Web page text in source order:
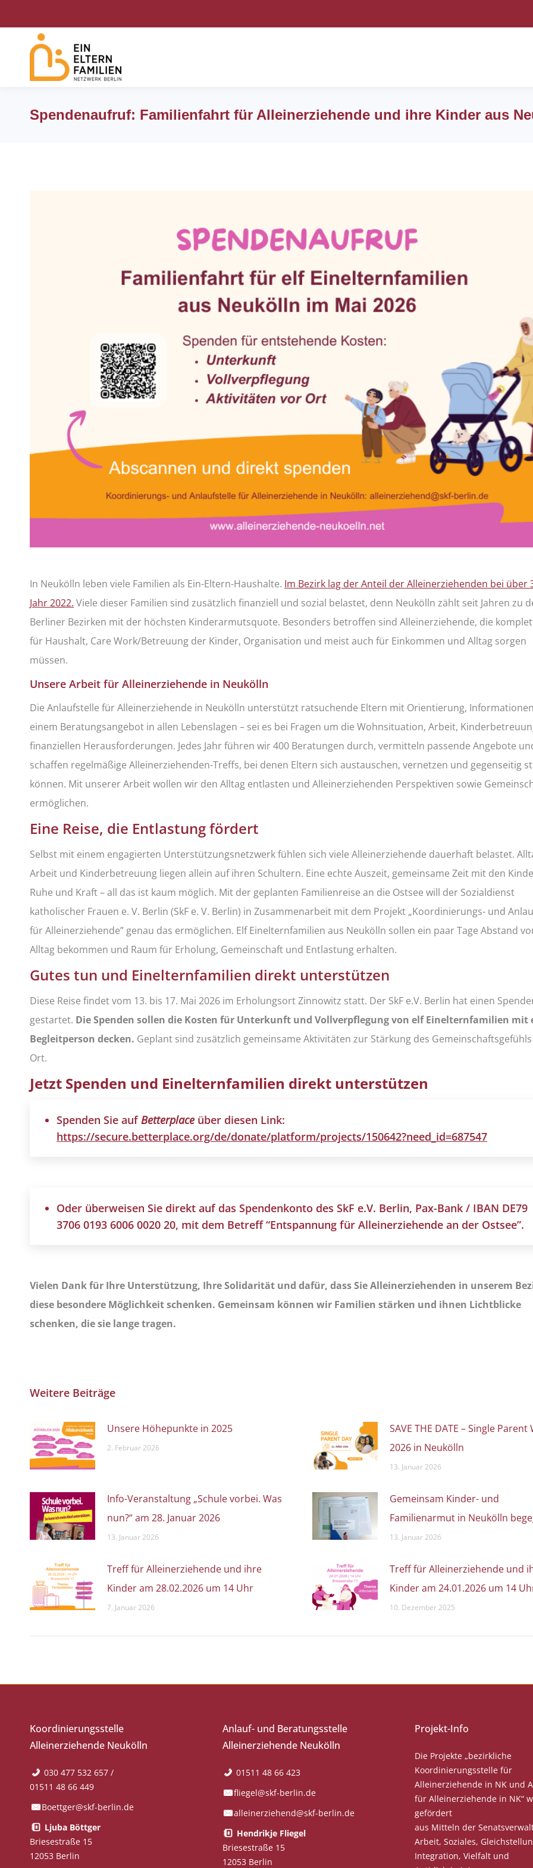
Spendenaufruf: Familienfahrt für Alleinerziehende und ihre Kinder aus
In Neukölln leben viele Familien als Ein-Eltern-Haushalte. Im Bezirk lag der Anteil der Alleinerziehenden bei über
Jahr 2022. Viele dieser Familien sind zusätzlich finanziell und sozial belastet, denn Neukölln zählt seit Jahren zu
Berliner Bezirken mit der höchsten Kinderarmutsquote. Besonders betroffen sind Alleinerziehende, die
für Haushalt, Care Work/Betreuung der Kinder, Organisation und meist auch für Einkommen und Alltag sorgen
müssen.
Unsere Arbeit für Alleinerziehende in Neukölln
Die Anlaufstelle für Alleinerziehende in Neukölln unterstützt ratsuchende Eltern mit Orientierung,
einem Beratungsangebot in allen Lebenslagen – sei es bei Fragen um die Wohnsituation, Arbeit,
finanziellen Herausforderungen. Jedes Jahr führen wir 400 Beratungen durch, vermitteln passende Angebote
schaffen regelmäßige Alleinerziehenden-Treffs, bei denen Eltern sich austauschen, vernetzen und gegenseitig
können. Mit unserer Arbeit wollen wir den Alltag entlasten und Alleinerziehenden Perspektiven sowie
ermöglichen.
Eine Reise, die Entlastung fördert
Selbst mit einem engagierten Unterstützungsnetzwerk fühlen sich viele Alleinerziehende dauerhaft belastet.
Arbeit und Kinderbetreuung liegen allein auf ihren Schultern. Eine echte Auszeit, gemeinsame Zeit mit den
Ruhe und Kraft – all das ist kaum möglich. Mit der geplanten Familienreise an die Ostsee will der Sozialdienst
katholischer Frauen e. V. Berlin (SkF e. V. Berlin) in Zusammenarbeit mit dem Projekt „Koordinierungs- und
für Alleinerziehende” genau das ermöglichen. Elf Einelternfamilien aus Neukölln sollen ein paar Tage Abstand
Alltag bekommen und Raum für Erholung, Gemeinschaft und Entlastung erhalten.
Gutes tun und Einelternfamilien direkt unterstützen
Diese Reise findet vom 13. bis 17. Mai 2026 im Erholungsort Zinnowitz statt. Der SkF e.V. Berlin hat einen
gestartet. Die Spenden sollen die Kosten für Unterkunft und Vollverpflegung von elf Einelternfamilien mit
Begleitperson decken. Geplant sind zusätzlich gemeinsame Aktivitäten zur Stärkung des
Ort.
Jetzt Spenden und Einelternfamilien direkt unterstützen
Spenden Sie aufBetterplaceüber diesen Link:
https://secure.betterplace.org/de/donate/platform/projects/150642?need_id=687547
Oder überweisen Sie direkt auf das Spendenkonto des SkF e.V. Berlin, Pax-Bank / IBAN DE79
3706 0193 6006 0020 20, mit dem Betreff “Entspannung für Alleinerziehende an der Ostsee”.
Vielen Dank für Ihre Unterstützung, Ihre Solidarität und dafür, dass Sie Alleinerziehenden in unserem
diese besondere Möglichkeit schenken. Gemeinsam können wir Familien stärken und ihnen Lichtblicke
schenken, die sie lange tragen.
Weitere Beiträge
Unsere Höhepunkte in 2025
2. Februar 2026
SAVE THE DATE – Single Parent
2026 in Neukölln
13. Januar 2026
Info-Veranstaltung „Schule vorbei. Was
nun?“ am 28. Januar 2026
13. Januar 2026
Gemeinsam Kinder- und
Familienarmut in Neukölln
13. Januar 2026
Treff für Alleinerziehende und ihre
Kinder am 28.02.2026 um 14 Uhr
7. Januar 2026
Treff für Alleinerziehende und
Kinder am 24.01.2026 um 14
10. Dezember 2025
Koordinierungsstelle
Alleinerziehende Neukölln
030 477 532 657 /
01511 48 66 449
Boettger@skf-berlin.de
Ljuba Böttger
Briesestraße 15
12053 Berlin
Anlauf- und Beratungsstelle
Alleinerziehende Neukölln
01511 48 66 423
fliegel@skf-berlin.de
alleinerziehend@skf-berlin.de
Hendrikje Fliegel
Briesestraße 15
12053 Berlin
Projekt-Info
Die Projekte „bezirkliche
Koordinierungsstelle für
Alleinerziehende in NK und
für Alleinerziehende in NK“
gefördert
aus Mitteln der
Arbeit, Soziales,
Integration, Vielfalt und